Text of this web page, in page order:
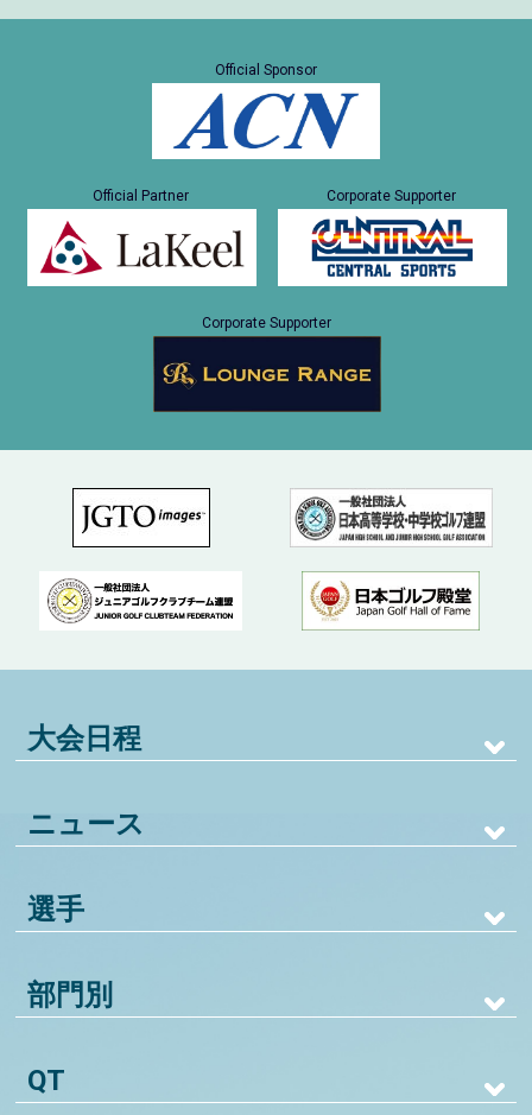
Official Sponsor
Official Partner Corporate Supporter
Corporate Supporter
大会日程
ニュース
選手
部門別
QT